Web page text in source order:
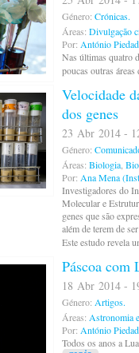
Género: Crónicas.
Áreas: Divulgação
Por: António
Nas últimas quatro
poucas outras áreas
Velocidade
dos genes
23 Abr 2014 -
Género:
Áreas: Biologia
Por: Ana Mena
Investigadores do
Molecular e
genes que são
além de terem de
Este estudo revela
Páscoa com
18 Abr 2014 -
Género: Artigos.
Áreas: Astronomia
Por: António
Todos os anos a